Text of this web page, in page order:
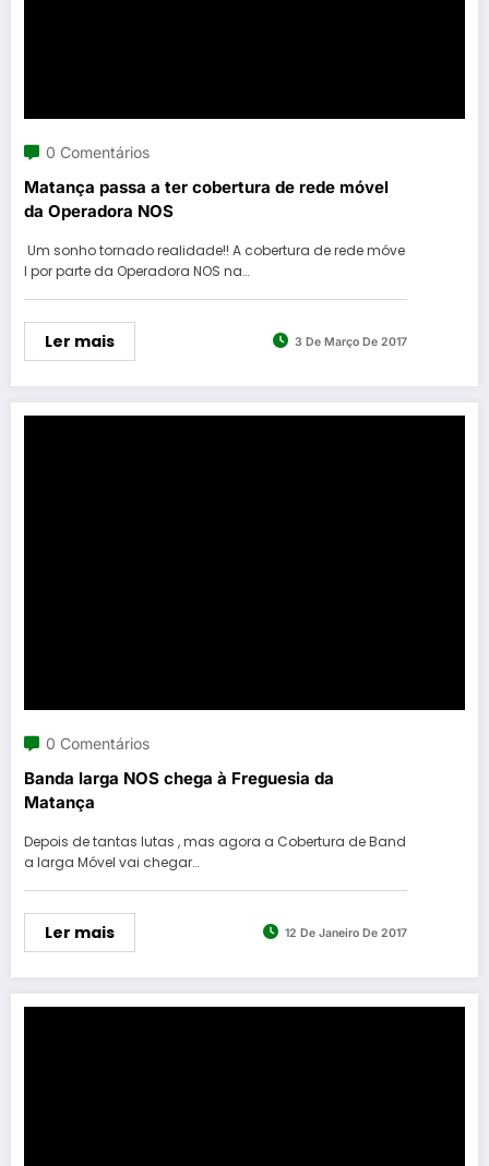
0 Comentários
Matança passa a ter cobertura de rede móvel
da Operadora NOS
Um sonho tornado realidade!! A cobertura de rede móve
l por parte da Operadora NOS na…
Ler mais 3 De Março De 2017
0 Comentários
Banda larga NOS chega à Freguesia da
Matança
Depois de tantas lutas , mas agora a Cobertura de Band
a larga Móvel vai chegar…
Ler mais 12 De Janeiro De 2017